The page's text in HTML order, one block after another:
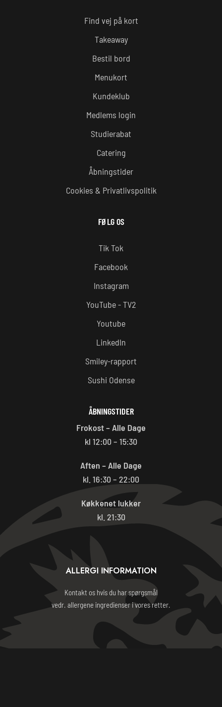
Find vej på kort
Takeaway
Bestil bord
Menukort
Kundeklub
Medlems login
Studierabat
Catering
Åbningstider
Cookies & Privatlivspolitik
FØLG OS
Tik Tok
Facebook
Instagram
YouTube - TV2
Youtube
LinkedIn
Smiley-rapport
Sushi Odense
ÅBNINGSTIDER
Frokost – Alle Dage
kl 12:00 – 15:30
Aften – Alle Dage
kl. 16:30 – 22:00
Køkkenet lukker
kl. 21:30
ALLERGI INFORMATION
Kontakt os hvis du har spørgsmål
vedr. allergene ingredienser i vores retter.